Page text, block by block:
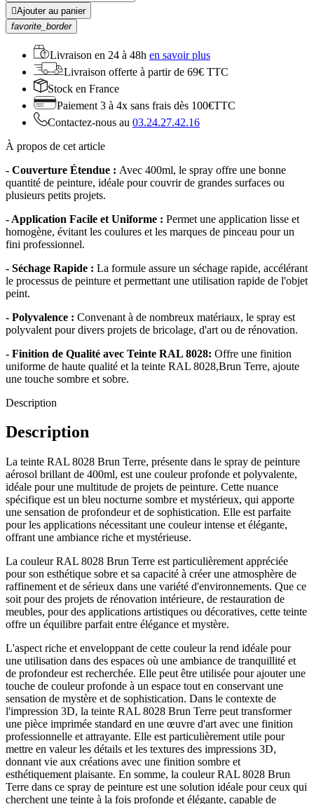
Ajouter au panier
favorite_border
Livraison en 24 à 48h en savoir plus
Livraison offerte à partir de 69€ TTC
Stock en France
Paiement 3 à 4x sans frais dès 100€TTC
Contactez-nous au 03.24.27.42.16
À propos de cet article
- Couverture Étendue : Avec 400ml, le spray offre une bonne
quantité de peinture, idéale pour couvrir de grandes surfaces ou
plusieurs petits projets.
- Application Facile et Uniforme : Permet une application lisse et
homogène, évitant les coulures et les marques de pinceau pour un
fini professionnel.
- Séchage Rapide : La formule assure un séchage rapide, accélérant
le processus de peinture et permettant une utilisation rapide de l'objet
peint.
- Polyvalence : Convenant à de nombreux matériaux, le spray est
polyvalent pour divers projets de bricolage, d'art ou de rénovation.
- Finition de Qualité avec Teinte RAL 8028: Offre une finition
uniforme de haute qualité et la teinte RAL 8028,Brun Terre, ajoute
une touche sombre et sobre.
Description
Description
La teinte RAL 8028 Brun Terre, présente dans le spray de peinture
aérosol brillant de 400ml, est une couleur profonde et polyvalente,
idéale pour une multitude de projets de peinture. Cette nuance
spécifique est un bleu nocturne sombre et mystérieux, qui apporte
une sensation de profondeur et de sophistication. Elle est parfaite
pour les applications nécessitant une couleur intense et élégante,
offrant une ambiance riche et mystérieuse.
La couleur RAL 8028 Brun Terre est particulièrement appréciée
pour son esthétique sobre et sa capacité à créer une atmosphère de
raffinement et de sérieux dans une variété d'environnements. Que ce
soit pour des projets de rénovation intérieure, de restauration de
meubles, pour des applications artistiques ou décoratives, cette teinte
offre un équilibre parfait entre élégance et mystère.
L'aspect riche et enveloppant de cette couleur la rend idéale pour
une utilisation dans des espaces où une ambiance de tranquillité et
de profondeur est recherchée. Elle peut être utilisée pour ajouter une
touche de couleur profonde à un espace tout en conservant une
sensation de mystère et de sophistication. Dans le contexte de
l'impression 3D, la teinte RAL 8028 Brun Terre peut transformer
une pièce imprimée standard en une œuvre d'art avec une finition
professionnelle et attrayante. Elle est particulièrement utile pour
mettre en valeur les détails et les textures des impressions 3D,
donnant vie aux créations avec une finition sombre et
esthétiquement plaisante. En somme, la couleur RAL 8028 Brun
Terre dans ce spray de peinture est une solution idéale pour ceux qui
cherchent une teinte à la fois profonde et élégante, capable de